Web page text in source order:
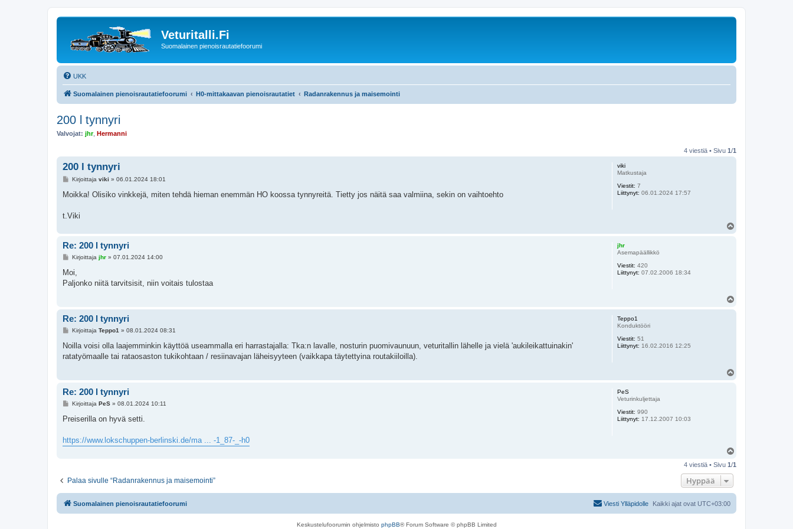
Veturitalli.Fi
Suomalainen pienoisrautatiefoorumi
UKK
Suomalainen pienoisrautatiefoorumi H0-mittakaavan pienoisrautatiet Radanrakennus ja maisemointi
200 l tynnyri
Valvojat: jhr, Hermanni
4 viestiä • Sivu 1/1
viki
Matkustaja
Viestit: 7
Liittynyt: 06.01.2024 17:57
200 l tynnyri
V
e
i
Kirjoittaja viki » 06.01.2024 18:01
Moikka! Olisiko vinkkejä, miten tehdä hieman enemmän HO koossa tynnyreitä. Tietty jos näitä saa valmiina, sekin on vaihtoehto
t.Viki
jhr
Asemapäällikkö
Viestit: 420
Liittynyt: 07.02.2006 18:34
Re: 200 l tynnyri
V
e
t
Kirjoittaja jhr» 07.01.2024 14:00
Moi,
Paljonko niitä tarvitsisit, niin voitais tulostaa
Teppo1
Konduktööri
Viestit: 51
Liittynyt: 16.02.2016 12:25
Re: 200 l tynnyri
V
e
t
Kirjoittaja Teppo1 » 08.01.2024 08:31
Noilla voisi olla laajemminkin käyttöä useammalla eri harrastajalla: Tka:n lavalle, nosturin puomivaunuun, veturitallin lähelle ja vielä 'aukileikattuinakin'
ratatyömaalle tai rataosaston tukikohtaan / resiinavajan läheisyyteen (vaikkapa täytettyina routakiiloilla).
PeS
Veturinkuljettaja
Viestit: 990
Liittynyt: 17.12.2007 10:03
Re: 200 l tynnyri
V
e
i
Kirjoittaja PeS» 08.01.2024 10:11
Preiserilla on hyvä setti.
https://www.lokschuppen-berlinski.de/ma ... -1_87-_-h0
ö
4 viestiä • Sivu 1/1
Palaa sivulle “Radanrakennus ja maisemointi” Hyppää
Suomalainen pienoisrautatiefoorumi Kaikki ajat ovat UTC+03:00
Viesti Ylläpidolle
Keskustelufoorumin ohjelmisto phpBB® Forum Software © phpBB Limited